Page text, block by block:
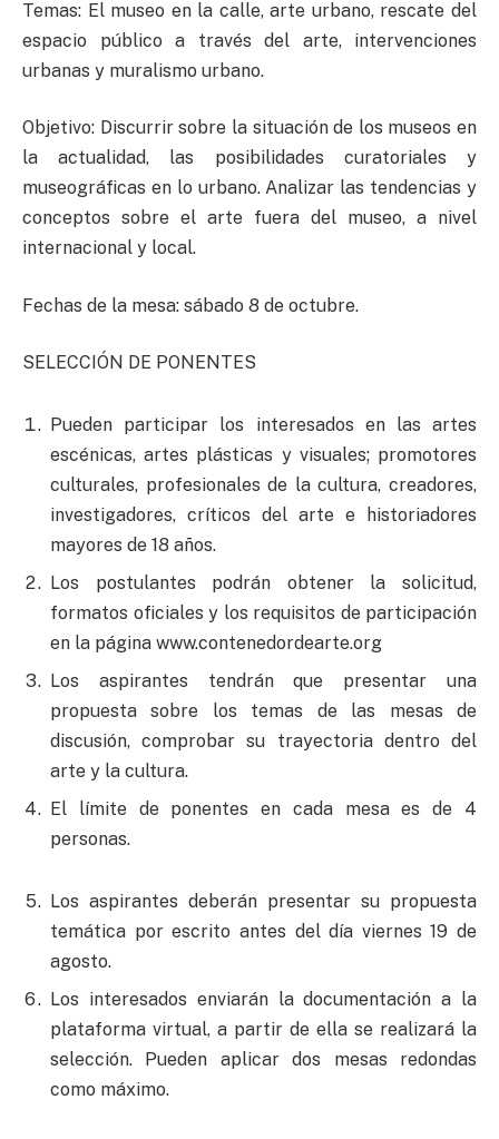
Temas: El museo en la calle, arte urbano, rescate del
espacio público a través del arte, intervenciones
urbanas y muralismo urbano.
Objetivo: Discurrir sobre la situación de los museos en
la actualidad, las posibilidades curatoriales y
museográficas en lo urbano. Analizar las tendencias y
conceptos sobre el arte fuera del museo, a nivel
internacional y local.
Fechas de la mesa: sábado 8 de octubre.
SELECCIÓN DE PONENTES
Pueden participar los interesados en las artes
escénicas, artes plásticas y visuales; promotores
culturales, profesionales de la cultura, creadores,
investigadores, críticos del arte e historiadores
mayores de 18 años.
Los postulantes podrán obtener la solicitud,
formatos oficiales y los requisitos de participación
en la página www.contenedordearte.org
Los aspirantes tendrán que presentar una
propuesta sobre los temas de las mesas de
discusión, comprobar su trayectoria dentro del
arte y la cultura.
El límite de ponentes en cada mesa es de 4
personas.
Los aspirantes deberán presentar su propuesta
temática por escrito antes del día viernes 19 de
agosto.
Los interesados enviarán la documentación a la
plataforma virtual, a partir de ella se realizará la
selección. Pueden aplicar dos mesas redondas
como máximo.